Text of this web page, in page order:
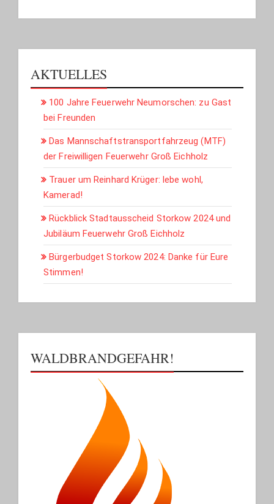
AKTUELLES
100 Jahre Feuerwehr Neumorschen: zu Gast
bei Freunden
Das Mannschaftstransportfahrzeug (MTF)
der Freiwilligen Feuerwehr Groß Eichholz
Trauer um Reinhard Krüger: lebe wohl,
Kamerad!
Rückblick Stadtausscheid Storkow 2024 und
Jubiläum Feuerwehr Groß Eichholz
Bürgerbudget Storkow 2024: Danke für Eure
Stimmen!
WALDBRANDGEFAHR!